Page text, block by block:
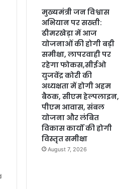
मुख्यमंत्री जन विश्वास
अभियान पर सख्ती:
ढीमरखेड़ा में आज
योजनाओं की होगी बड़ी
समीक्षा, लापरवाही पर
रहेगा फोकस,सीईओ
युजवेंद्र कोरी की
अध्यक्षता में होगी अहम
बैठक, सीएम हेल्पलाइन,
पीएम आवास, संबल
योजना और लंबित
विकास कार्यों की होगी
विस्तृत समीक्षा
August 7, 2026